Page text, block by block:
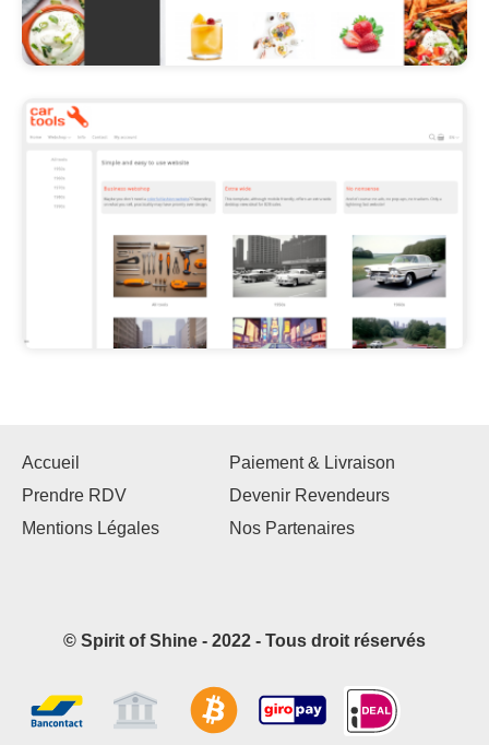
Accueil
Paiement & Livraison
Prendre RDV
Devenir Revendeurs
Mentions Légales
Nos Partenaires
© Spirit of Shine - 2022 - Tous droit réservés